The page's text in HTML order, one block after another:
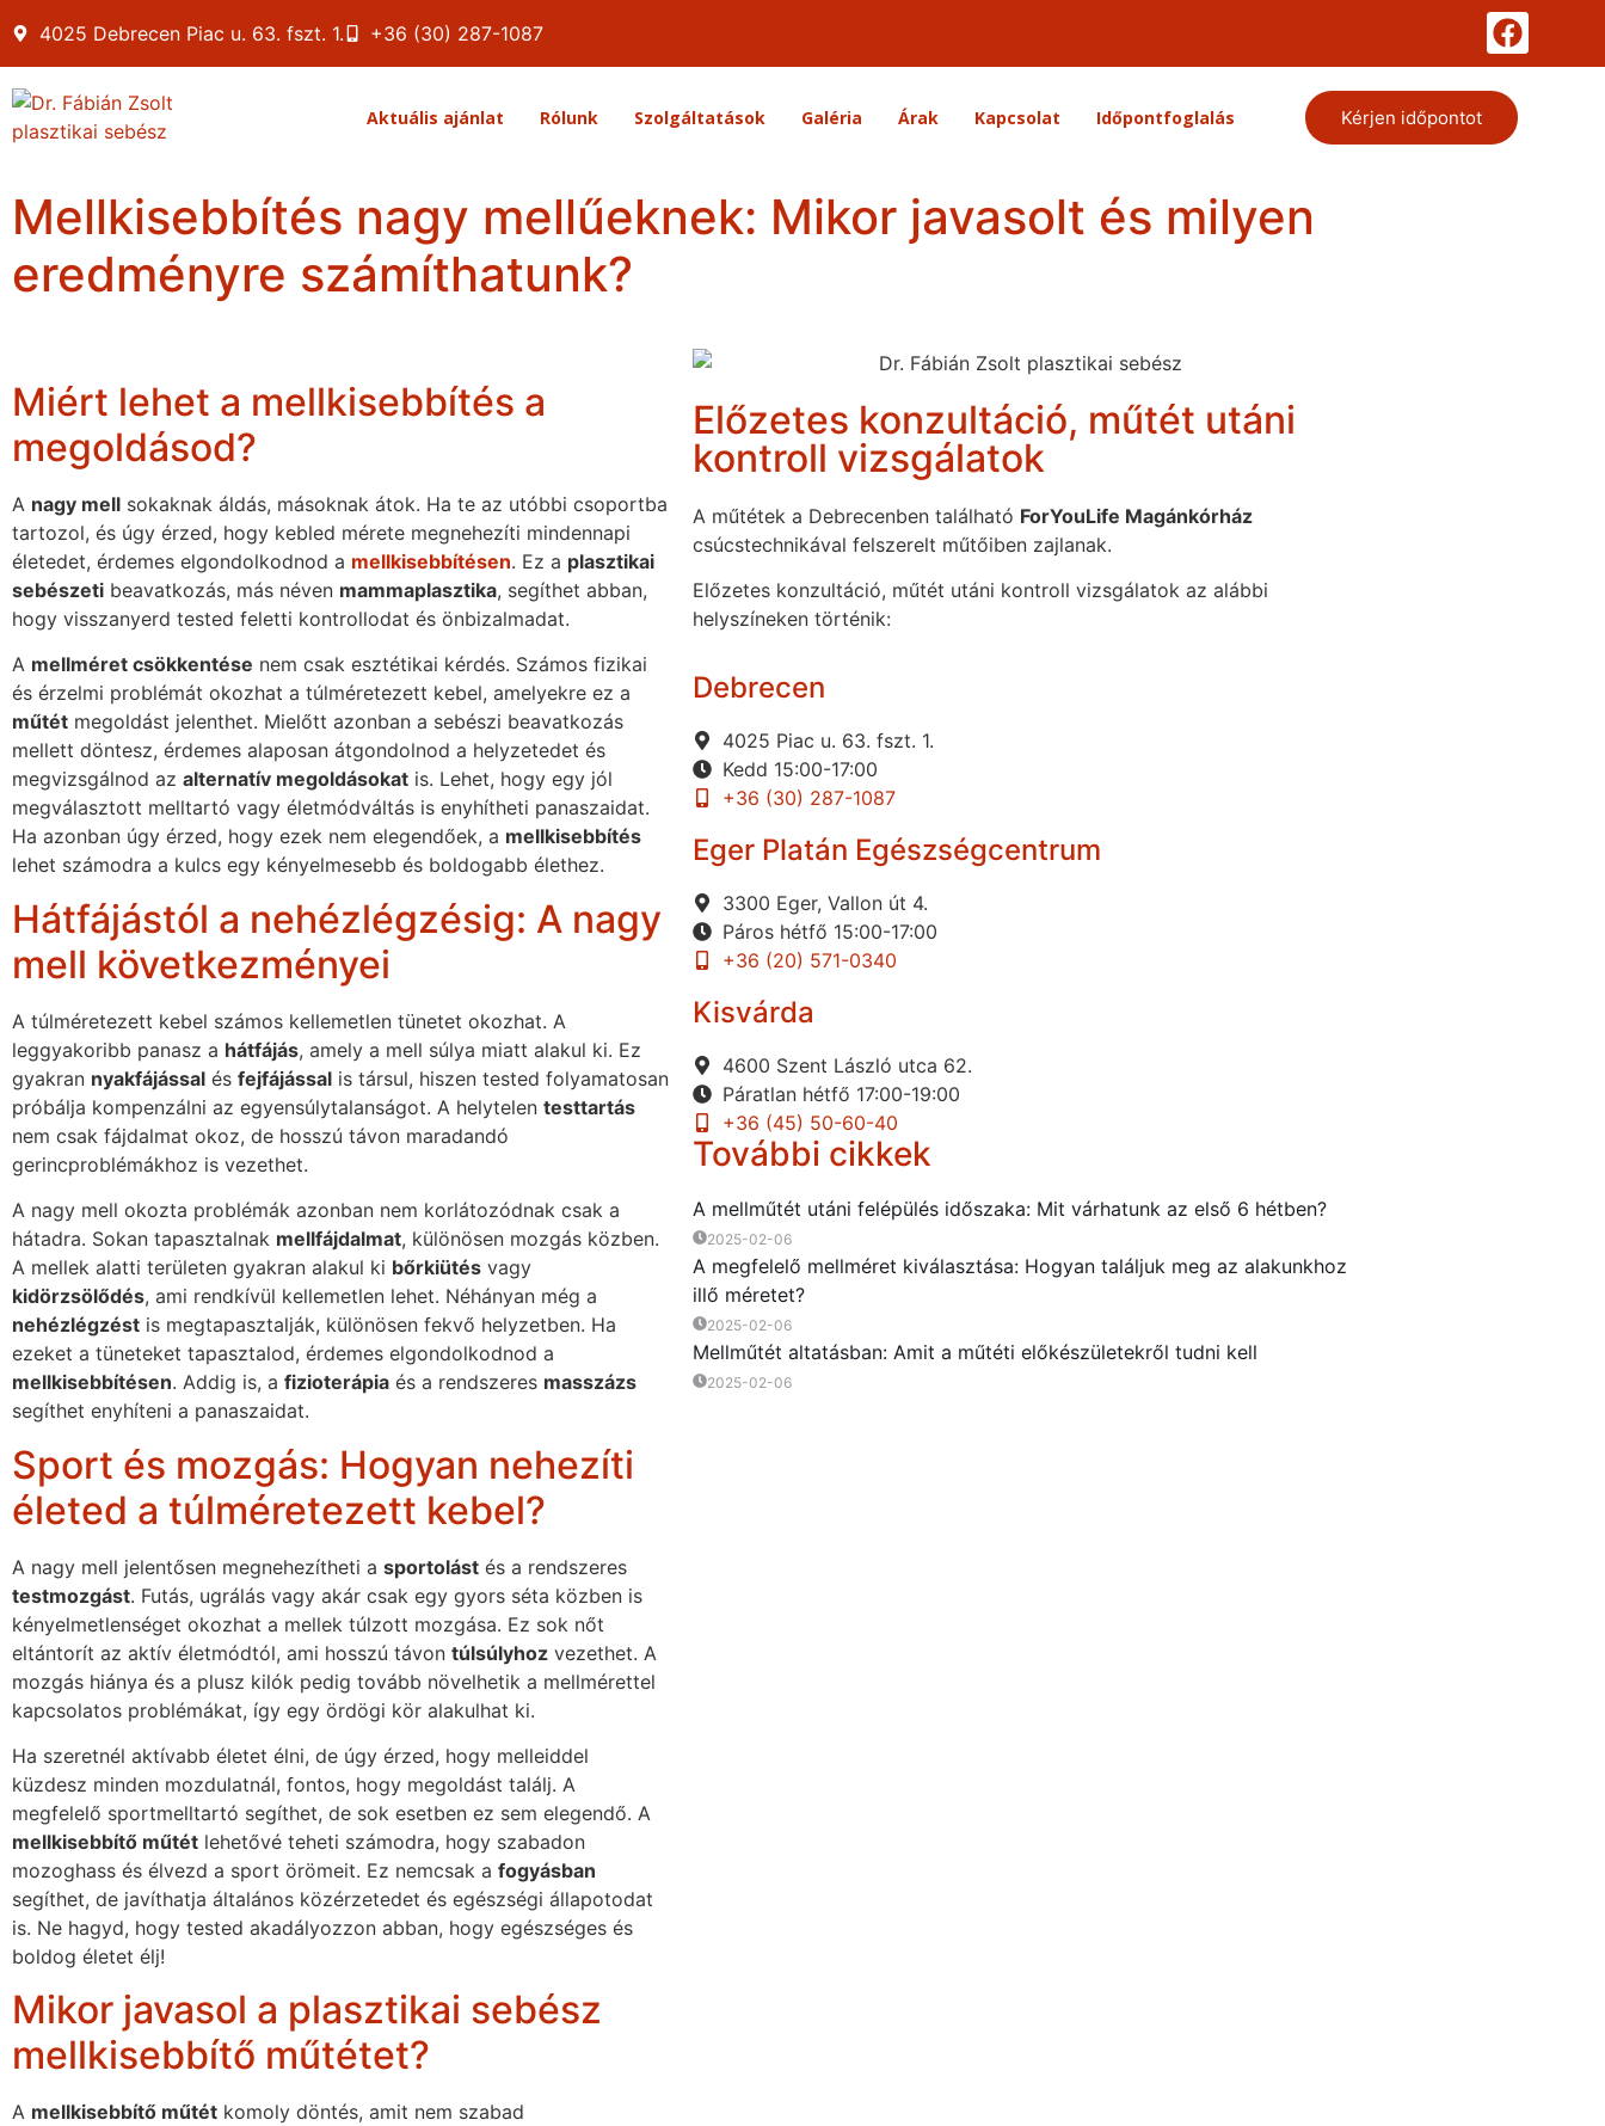
4025 Debrecen Piac u. 63. fszt. 1. +36 (30) 287-1087
Aktuális ajánlat Rólunk Szolgáltatások Galéria Árak Kapcsolat Időpontfoglalás Kérjen időpontot
Mellkisebbítés nagy mellűeknek: Mikor javasolt és milyen
eredményre számíthatunk?
Miért lehet a mellkisebbítés a
megoldásod?
A nagy mell sokaknak áldás, másoknak átok. Ha te az utóbbi csoportba
tartozol, és úgy érzed, hogy kebled mérete megnehezíti mindennapi
életedet, érdemes elgondolkodnod a mellkisebbítésen. Ez a plasztikai
sebészeti beavatkozás, más néven mammaplasztika, segíthet abban,
hogy visszanyerd tested feletti kontrollodat és önbizalmadat.
A mellméret csökkentése nem csak esztétikai kérdés. Számos fizikai
és érzelmi problémát okozhat a túlméretezett kebel, amelyekre ez a
műtét megoldást jelenthet. Mielőtt azonban a sebészi beavatkozás
mellett döntesz, érdemes alaposan átgondolnod a helyzetedet és
megvizsgálnod az alternatív megoldásokat is. Lehet, hogy egy jól
megválasztott melltartó vagy életmódváltás is enyhítheti panaszaidat.
Ha azonban úgy érzed, hogy ezek nem elegendőek, a mellkisebbítés
lehet számodra a kulcs egy kényelmesebb és boldogabb élethez.
Hátfájástól a nehézlégzésig: A nagy
mell következményei
A túlméretezett kebel számos kellemetlen tünetet okozhat. A
leggyakoribb panasz a hátfájás, amely a mell súlya miatt alakul ki. Ez
gyakran nyakfájással és fejfájással is társul, hiszen tested folyamatosan
próbálja kompenzálni az egyensúlytalanságot. A helytelen testtartás
nem csak fájdalmat okoz, de hosszú távon maradandó
gerincproblémákhoz is vezethet.
A nagy mell okozta problémák azonban nem korlátozódnak csak a
hátadra. Sokan tapasztalnak mellfájdalmat, különösen mozgás közben.
A mellek alatti területen gyakran alakul ki bőrkiütés vagy
kidörzsölődés, ami rendkívül kellemetlen lehet. Néhányan még a
nehézlégzést is megtapasztalják, különösen fekvő helyzetben. Ha
ezeket a tüneteket tapasztalod, érdemes elgondolkodnod a
mellkisebbítésen. Addig is, a fizioterápia és a rendszeres masszázs
segíthet enyhíteni a panaszaidat.
Sport és mozgás: Hogyan nehezíti
életed a túlméretezett kebel?
A nagy mell jelentősen megnehezítheti a sportolást és a rendszeres
testmozgást. Futás, ugrálás vagy akár csak egy gyors séta közben is
kényelmetlenséget okozhat a mellek túlzott mozgása. Ez sok nőt
eltántorít az aktív életmódtól, ami hosszú távon túlsúlyhoz vezethet. A
mozgás hiánya és a plusz kilók pedig tovább növelhetik a mellmérettel
kapcsolatos problémákat, így egy ördögi kör alakulhat ki.
Ha szeretnél aktívabb életet élni, de úgy érzed, hogy melleiddel
küzdesz minden mozdulatnál, fontos, hogy megoldást találj. A
megfelelő sportmelltartó segíthet, de sok esetben ez sem elegendő. A
mellkisebbítő műtét lehetővé teheti számodra, hogy szabadon
mozoghass és élvezd a sport örömeit. Ez nemcsak a fogyásban
segíthet, de javíthatja általános közérzetedet és egészségi állapotodat
is. Ne hagyd, hogy tested akadályozzon abban, hogy egészséges és
boldog életet élj!
Mikor javasol a plasztikai sebész
mellkisebbítő műtétet?
A mellkisebbítő műtét komoly döntés, amit nem szabad
Előzetes konzultáció, műtét utáni
kontroll vizsgálatok
A műtétek a Debrecenben található ForYouLife Magánkórház
csúcstechnikával felszerelt műtőiben zajlanak.
Előzetes konzultáció, műtét utáni kontroll vizsgálatok az alábbi
helyszíneken történik:
Debrecen
4025 Piac u. 63. fszt. 1.
Kedd 15:00-17:00
+36 (30) 287-1087
Eger Platán Egészségcentrum
3300 Eger, Vallon út 4.
Páros hétfő 15:00-17:00
+36 (20) 571-0340
Kisvárda
4600 Szent László utca 62.
Páratlan hétfő 17:00-19:00
+36 (45) 50-60-40
További cikkek
A mellműtét utáni felépülés időszaka: Mit várhatunk az első 6 hétben?
2025-02-06
A megfelelő mellméret kiválasztása: Hogyan találjuk meg az alakunkhoz
illő méretet?
2025-02-06
Mellműtét altatásban: Amit a műtéti előkészületekről tudni kell
2025-02-06